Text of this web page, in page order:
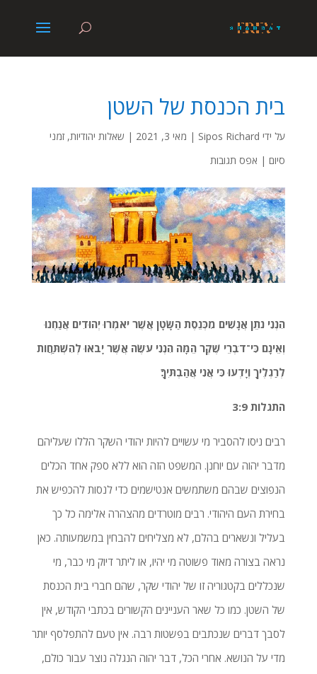
בית הכנסת של השטן
על ידי Sipos Richard
| מאי 3, 2021 | שאלות יהודיות, זמני
סיום| אפס תגובות
הִנְנִי נׂתֵן אֲנָשִׁים מִכְּנֵסֶת הַשָּׂטָן אֲשֶׁר יׂאמְרוּ יְהוּדִים אֲנַחְנוּ
וְאֵינָם כִּי־דׂבְרֵי שֶׁקֶר הֵמָּה הִנְנִי עׂשֶׂה אֲשֶׁר יָבֹאוּ לְהִשְׁתַּחֲוֹת
לְרַגְלֶיךָ וְיָדְעוּ כִּי אֲנִי אֲהַבְתִּיךָ׃
התגלות 3:9
רבים ניסו להסביר מי עשויים להיות יהודי השקר הללו שעליהם
מדבר יהוה עם יוחנן. המשפט הזה הוא ללא ספק אחד הכלים
הנפוצים שבהם משתמשים אנטישמים כדי לנסות להכפיש את
בחירת העם היהודי. רבים מוטרדים מהצהרה אלימה כל כך
בעליל ונשארים בהלם, לא מצליחים להבחין במשמעותה. כאן
נראה בצורה מאוד פשוטה מי יהיו, או ליתר דיוק מי כבר, מי
שנכללים בקטגוריה זו של יהודי שקר, שהם חברי בית הכנסת
של השטן. כמו כל שאר העניינים הקשורים בכתבי הקודש, אין
לסבך דברים שנכתבים בפשטות רבה. אין טעם להתפלסף יותר
מדי על הנושא. אחרי הכל, דבר יהוה הנגלה נוצר עבור כולם,